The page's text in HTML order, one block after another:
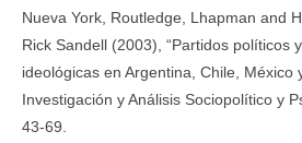
Nueva York, Routledge, Lhapman and
Rick Sandell (2003), “Partidos políticos
ideológicas en Argentina, Chile, México
Investigación y Análisis Sociopolítico y
43-69.